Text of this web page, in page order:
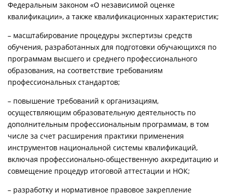
Федеральным законом «О независимой оценке
квалификации», а также квалификационных характеристик;
– масштабирование процедуры экспертизы средств
обучения, разработанных для подготовки обучающихся по
программам высшего и среднего профессионального
образования, на соответствие требованиям
профессиональных стандартов;
– повышение требований к организациям,
осуществляющим образовательную деятельность по
дополнительным профессиональным программам, в том
числе за счет расширения практики применения
инструментов национальной системы квалификаций,
включая профессионально-общественную аккредитацию и
совмещение процедур итоговой аттестации и НОК;
– разработку и нормативное правовое закрепление